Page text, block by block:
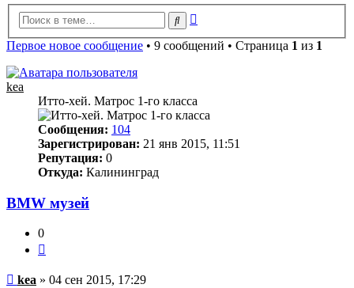
Поиск
Первое новое сообщение • 9 сообщений • Страница 1 из 1
kea
Итто-хей. Матрос 1-го класса
Сообщения: 104
Зарегистрирован: 21 янв 2015, 11:51
Репутация: 0
Откуда: Калининград
BMW музей
0
Непрочитанное
kea » 04 сен 2015, 17:29